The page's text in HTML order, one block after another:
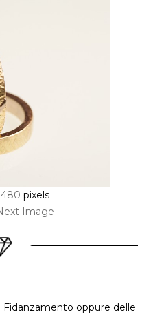
pixels
Image
Fidanzamento oppure delle